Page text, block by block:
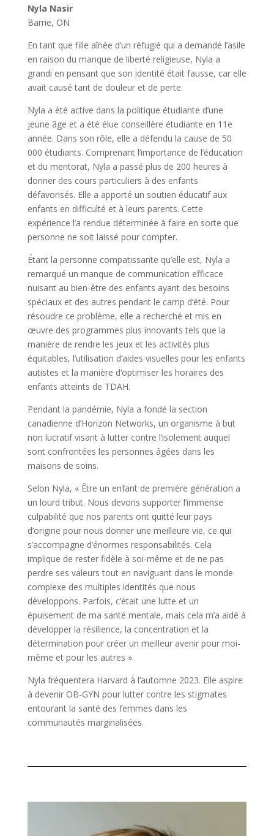
Nyla Nasir
Barrie, ON
En tant que fille aînée d’un réfugié qui a demandé l’asile
en raison du manque de liberté religieuse, Nyla a
grandi en pensant que son identité était fausse, car elle
avait causé tant de douleur et de perte.
Nyla a été active dans la politique étudiante d’une
jeune âge et a été élue conseillère étudiante en 11e
année. Dans son rôle, elle a défendu la cause de 50
000 étudiants. Comprenant l’importance de l’éducation
et du mentorat, Nyla a passé plus de 200 heures à
donner des cours particuliers à des enfants
défavorisés. Elle a apporté un soutien éducatif aux
enfants en difficulté et à leurs parents. Cette
expérience l’a rendue déterminée à faire en sorte que
personne ne soit laissé pour compter.
Étant la personne compatissante qu’elle est, Nyla a
remarqué un manque de communication efficace
nuisant au bien-être des enfants ayant des besoins
spéciaux et des autres pendant le camp d’été. Pour
résoudre ce problème, elle a recherché et mis en
œuvre des programmes plus innovants tels que la
manière de rendre les jeux et les activités plus
équitables, l’utilisation d’aides visuelles pour les enfants
autistes et la manière d’optimiser les horaires des
enfants atteints de TDAH.
Pendant la pandémie, Nyla a fondé la section
canadienne d’Horizon Networks, un organisme à but
non lucratif visant à lutter contre l’isolement auquel
sont confrontées les personnes âgées dans les
maisons de soins.
Selon Nyla, « Être un enfant de première génération a
un lourd tribut. Nous devons supporter l’immense
culpabilité que nos parents ont quitté leur pays
d’origine pour nous donner une meilleure vie, ce qui
s’accompagne d’énormes responsabilités. Cela
implique de rester fidèle à soi-même et de ne pas
perdre ses valeurs tout en naviguant dans le monde
complexe des multiples identités que nous
développons. Parfois, c’était une lutte et un
épuisement de ma santé mentale, mais cela m’a aidé à
développer la résilience, la concentration et la
détermination pour créer un meilleur avenir pour moi-
même et pour les autres ».
Nyla fréquentera Harvard à l’automne 2023. Elle aspire
à devenir OB-GYN pour lutter contre les stigmates
entourant la santé des femmes dans les
communautés marginalisées.